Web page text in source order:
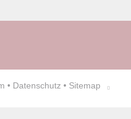
• Datenschutz • Sitemap